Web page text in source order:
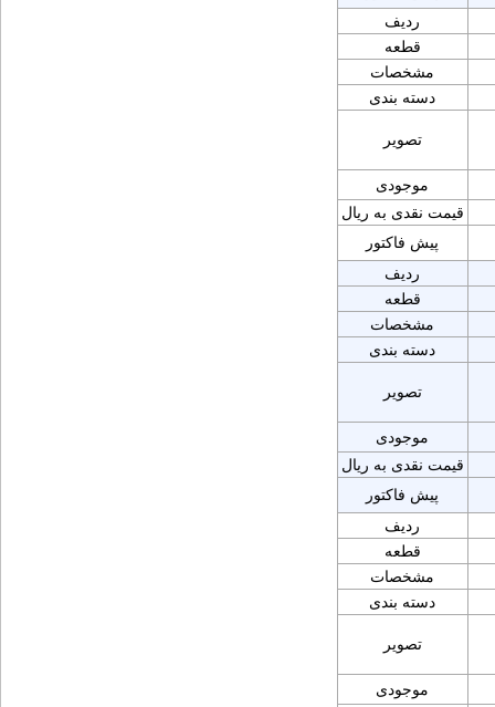
ردیف
قطعه
مشخصات
دسته بندی
تصویر
موجودی
قیمت نقدی به ریال
پیش فاکتور
ردیف
قطعه
مشخصات
دسته بندی
تصویر
موجودی
قیمت نقدی به ریال
پیش فاکتور
ردیف
قطعه
مشخصات
دسته بندی
تصویر
موجودی